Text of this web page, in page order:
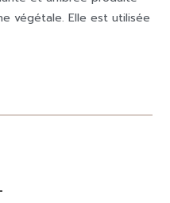
végétale. Elle est utilisée